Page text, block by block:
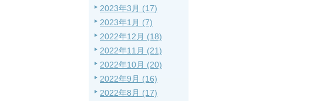
2023年3月 (17)
2023年1月 (7)
2022年12月 (18)
2022年11月 (21)
2022年10月 (20)
2022年9月 (16)
2022年8月 (17)